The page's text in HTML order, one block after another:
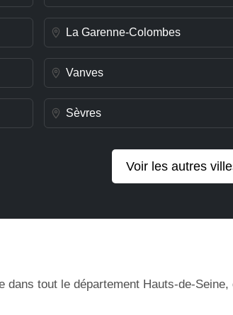
La Garenne-Colombes
Vanves
Sèvres
Voir les autres
dans tout le département Hauts-de-